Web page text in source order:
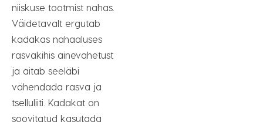
niiskuse tootmist nahas.
Väidetavalt ergutab
kadakas nahaaluses
rasvakihis ainevahetust
ja aitab seeläbi
vähendada rasva ja
tselluliiti. Kadakat on
soovitatud kasutada